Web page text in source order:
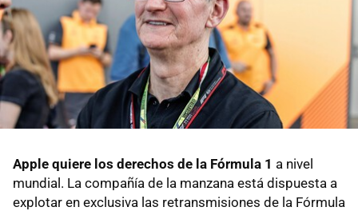
Apple quiere los derechos de la Fórmula 1 a nivel
mundial. La compañía de la manzana está dispuesta a
explotar en exclusiva las retransmisiones de la Fórmula